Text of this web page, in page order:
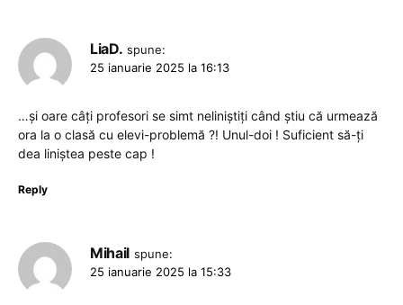
LiaD. spune:
25 ianuarie 2025 la 16:13
…și oare câți profesori se simt neliniștiți când știu că urmează
ora la o clasă cu elevi-problemă ?! Unul-doi ! Suficient să-ți
dea liniștea peste cap !
Reply
Mihail spune:
25 ianuarie 2025 la 15:33